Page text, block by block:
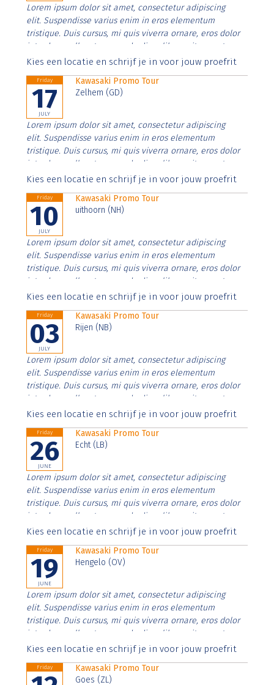
Lorem ipsum dolor sit amet, consectetur adipiscing
elit. Suspendisse varius enim in eros elementum
tristique. Duis cursus, mi quis viverra ornare, eros dolor
interdum nulla, ut commodo diam libero vitae erat.
Aenean faucibus nibh et justo cursus id rutrum lorem
Kies een locatie en schrijf je in voor jouw proefrit
Friday
17
JULY
Kawasaki Promo Tour
Zelhem (GD)
Lorem ipsum dolor sit amet, consectetur adipiscing
elit. Suspendisse varius enim in eros elementum
tristique. Duis cursus, mi quis viverra ornare, eros dolor
interdum nulla, ut commodo diam libero vitae erat.
Aenean faucibus nibh et justo cursus id rutrum lorem
Kies een locatie en schrijf je in voor jouw proefrit
Friday
10
JULY
Kawasaki Promo Tour
uithoorn (NH)
Lorem ipsum dolor sit amet, consectetur adipiscing
elit. Suspendisse varius enim in eros elementum
tristique. Duis cursus, mi quis viverra ornare, eros dolor
interdum nulla, ut commodo diam libero vitae erat.
Aenean faucibus nibh et justo cursus id rutrum lorem
Kies een locatie en schrijf je in voor jouw proefrit
Friday
03
JULY
Kawasaki Promo Tour
Rijen (NB)
Lorem ipsum dolor sit amet, consectetur adipiscing
elit. Suspendisse varius enim in eros elementum
tristique. Duis cursus, mi quis viverra ornare, eros dolor
interdum nulla, ut commodo diam libero vitae erat.
Aenean faucibus nibh et justo cursus id rutrum lorem
Kies een locatie en schrijf je in voor jouw proefrit
Friday
26
JUNE
Kawasaki Promo Tour
Echt (LB)
Lorem ipsum dolor sit amet, consectetur adipiscing
elit. Suspendisse varius enim in eros elementum
tristique. Duis cursus, mi quis viverra ornare, eros dolor
interdum nulla, ut commodo diam libero vitae erat.
Aenean faucibus nibh et justo cursus id rutrum lorem
Kies een locatie en schrijf je in voor jouw proefrit
Friday
19
JUNE
Kawasaki Promo Tour
Hengelo (OV)
Lorem ipsum dolor sit amet, consectetur adipiscing
elit. Suspendisse varius enim in eros elementum
tristique. Duis cursus, mi quis viverra ornare, eros dolor
interdum nulla, ut commodo diam libero vitae erat.
Aenean faucibus nibh et justo cursus id rutrum lorem
Kies een locatie en schrijf je in voor jouw proefrit
Friday
Kawasaki Promo Tour
Goes (ZL)